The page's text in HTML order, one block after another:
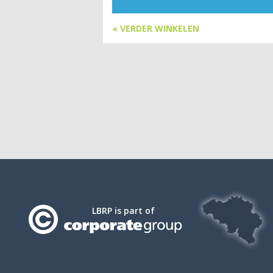
« VERDER WINKELEN
LBRP is part of